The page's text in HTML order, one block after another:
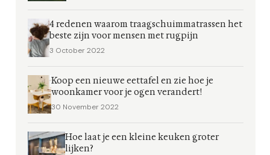
4 redenen waarom traagschuimmatrassen het
beste zijn voor mensen met rugpijn
3 October 2022
Koop een nieuwe eettafel en zie hoe je
woonkamer voor je ogen verandert!
30 November 2022
Hoe laat je een kleine keuken groter
lijken?